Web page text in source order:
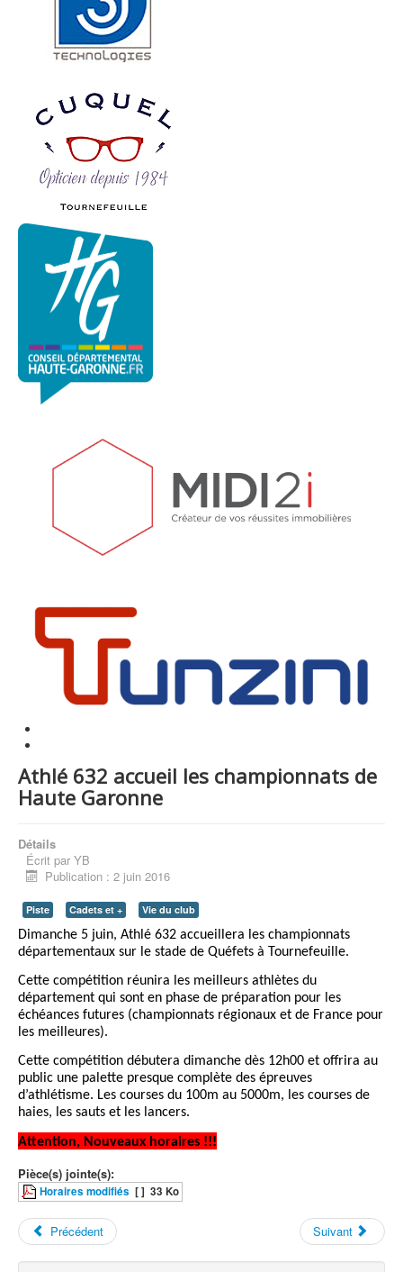
Athlé 632 accueil les championnats de
Haute Garonne
Détails
Écrit par YB
Publication : 2 juin 2016
Piste Cadets et + Vie du club
Dimanche 5 juin, Athlé 632 accueillera les championnats
départementaux sur le stade de Quéfets à Tournefeuille.
Cette compétition réunira les meilleurs athlètes du
département qui sont en phase de préparation pour les
échéances futures (championnats régionaux et de France pour
les meilleures).
Cette compétition débutera dimanche dès 12h00 et offrira au
public une palette presque complète des épreuves
d’athlétisme. Les courses du 100m au 5000m, les courses de
haies, les sauts et les lancers.
Attention, Nouveaux horaires !!!
Pièce(s) jointe(s):
Horaires modifiés [ ] 33 Ko
Précédent Suivant